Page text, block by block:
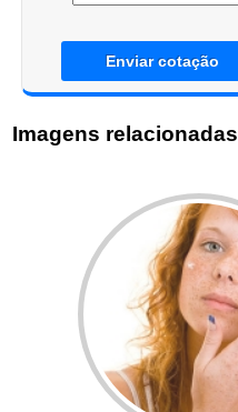
Enviar cotação
Imagens relacionadas